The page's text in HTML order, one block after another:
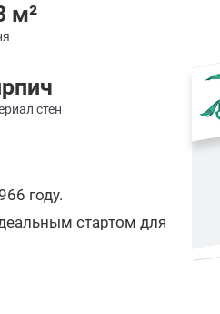
м²
стен
году.
стартом для